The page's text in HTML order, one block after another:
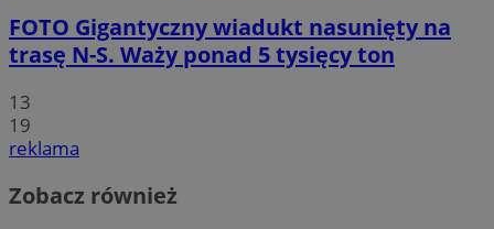
FOTO Gigantyczny wiadukt nasunięty na
trasę N-S. Waży ponad 5 tysięcy ton
13
19
reklama
Zobacz również